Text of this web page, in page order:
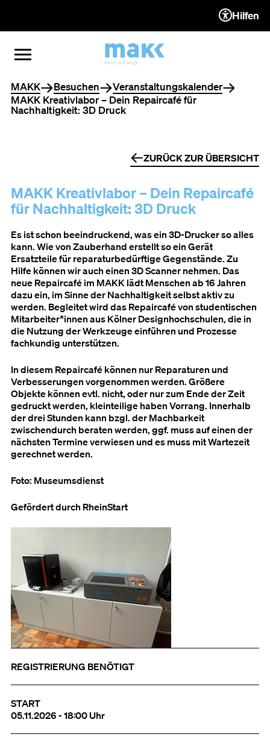
ZUM INHALT (ACCESSKEY 1)
ZUR NAVIGATION
ZUM FOOTER (ACCESSKEY 3)
MENÜ ÖFFNEN
MENÜ SCHLIESSEN
Hilfen
Sie befinden sich hier
MAKK Besuchen
Veranstaltungskalender
MAKK Kreativlabor – Dein Repaircafé für
Nachhaltigkeit: 3D Druck
ZURÜCK ZUR ÜBERSICHT
MAKK Kreativlabor – Dein Repaircafé
für Nachhaltigkeit: 3D Druck
Es ist schon beeindruckend, was ein 3D-Drucker so alles
kann. Wie von Zauberhand erstellt so ein Gerät
Ersatzteile für reparaturbedürftige Gegenstände. Zu
Hilfe können wir auch einen 3D Scanner nehmen. Das
neue Repaircafé im MAKK lädt Menschen ab 16 Jahren
dazu ein, im Sinne der Nachhaltigkeit selbst aktiv zu
werden. Begleitet wird das Repaircafé von studentischen
Mitarbeiter*innen aus Kölner Designhochschulen, die in
die Nutzung der Werkzeuge einführen und Prozesse
fachkundig unterstützen.
In diesem Repaircafé können nur Reparaturen und
Verbesserungen vorgenommen werden. Größere
Objekte können evtl. nicht, oder nur zum Ende der Zeit
gedruckt werden, kleinteilige haben Vorrang. Innerhalb
der drei Stunden kann bzgl. der Machbarkeit
zwischendurch beraten werden, ggf. muss auf einen der
nächsten Termine verwiesen und es muss mit Wartezeit
gerechnet werden.
Foto: Museumsdienst
Gefördert durch RheinStart
REGISTRIERUNG BENÖTIGT
START
05.11.2026 - 18:00 Uhr